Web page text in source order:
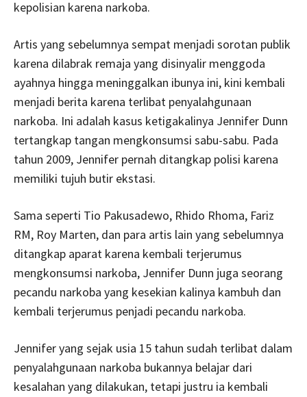
kepolisian karena narkoba.
Artis yang sebelumnya sempat menjadi sorotan publik
karena dilabrak remaja yang disinyalir menggoda
ayahnya hingga meninggalkan ibunya ini, kini kembali
menjadi berita karena terlibat penyalahgunaan
narkoba. Ini adalah kasus ketigakalinya Jennifer Dunn
tertangkap tangan mengkonsumsi sabu-sabu. Pada
tahun 2009, Jennifer pernah ditangkap polisi karena
memiliki tujuh butir ekstasi.
Sama seperti Tio Pakusadewo, Rhido Rhoma, Fariz
RM, Roy Marten, dan para artis lain yang sebelumnya
ditangkap aparat karena kembali terjerumus
mengkonsumsi narkoba, Jennifer Dunn juga seorang
pecandu narkoba yang kesekian kalinya kambuh dan
kembali terjerumus penjadi pecandu narkoba.
Jennifer yang sejak usia 15 tahun sudah terlibat dalam
penyalahgunaan narkoba bukannya belajar dari
kesalahan yang dilakukan, tetapi justru ia kembali